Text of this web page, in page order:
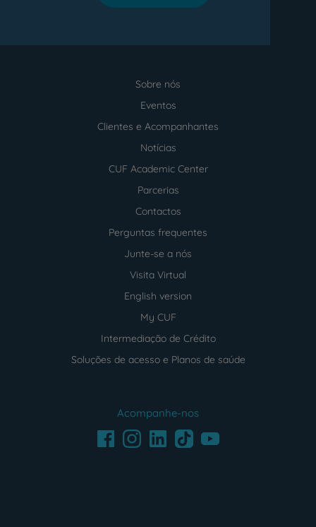
Sobre nós
Eventos
Clientes e Acompanhantes
Notícias
CUF Academic Center
Parcerias
Contactos
Perguntas frequentes
Junte-se a nós
Visita Virtual
English version
My CUF
Intermediação de Crédito
Soluções de acesso e Planos de saúde
Acompanhe-nos
FacebookInstagramLinkedInTikTokYoutube